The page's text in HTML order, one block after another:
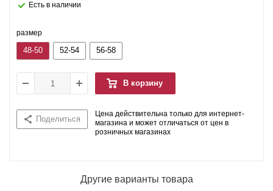
Есть в наличии
размер
48-50 52-54 56-58
В корзину
Поделиться
Цена действительна только для интернет-
магазина и может отличаться от цен в
розничных магазинах
Другие варианты товара